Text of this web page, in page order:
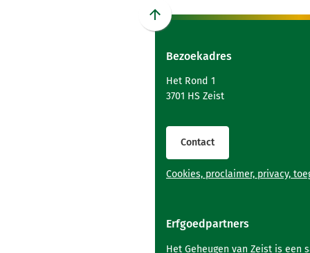
Scroll
boven
het
van
paginainhoud
Bezoekadres
Het Rond 1
3701 HS Zeist
Contact
Cookies, proclaimer, privacy,
Erfgoedpartners
Het Geheugen van Zeist is een